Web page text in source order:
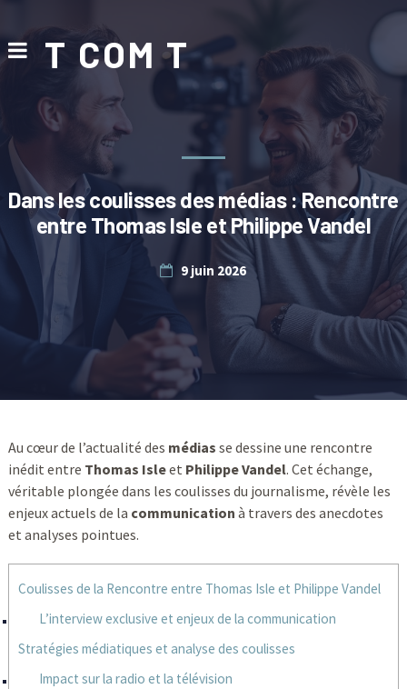
T COM T
Dans les coulisses des médias : Rencontre
entre Thomas Isle et Philippe Vandel
9 juin 2026
Au cœur de l’actualité des médias se dessine une rencontre
inédit entre Thomas Isleet Philippe Vandel. Cet échange,
véritable plongée dans les coulisses du journalisme, révèle les
enjeux actuels de la communication à travers des anecdotes
et analyses pointues.
Coulisses de la Rencontre entre Thomas Isle et Philippe Vandel
L’interview exclusive et enjeux de la communication
Stratégies médiatiques et analyse des coulisses
Impact sur la radio et la télévision